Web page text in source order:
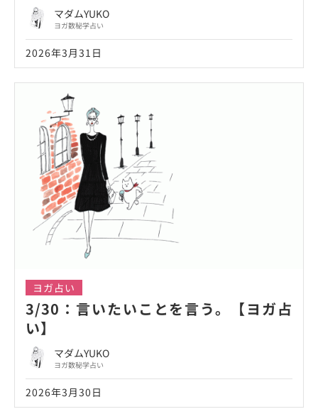
マダムYUKO
ヨガ数秘学占い
2026年3月31日
ヨガ占い
3/30：言いたいことを言う。【ヨガ占
い】
マダムYUKO
ヨガ数秘学占い
2026年3月30日